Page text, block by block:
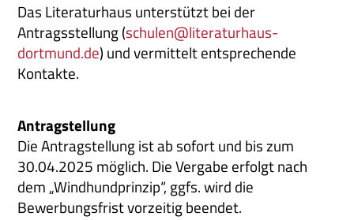
Das Literaturhaus unterstützt bei der
Antragsstellung (schulen@literaturhaus-
dortmund.de) und vermittelt entsprechende
Kontakte.
Antragstellung
Die Antragstellung ist ab sofort und bis zum
30.04.2025 möglich. Die Vergabe erfolgt nach
dem „Windhundprinzip“, ggfs. wird die
Bewerbungsfrist vorzeitig beendet.